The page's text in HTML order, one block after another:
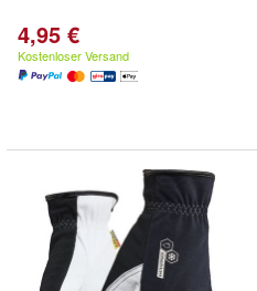
4,95 €
Kostenloser Versand